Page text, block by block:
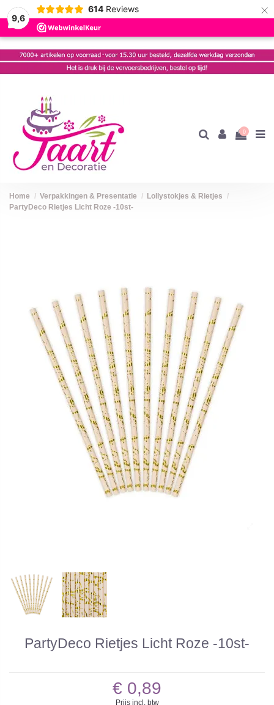
9,6
614 Reviews ×
0
Home Verpakkingen & Presentatie
Lollystokjes & Rietjes
PartyDeco Rietjes Licht Roze -10st-
PartyDeco Rietjes Licht Roze -10st-
€ 0,89
Prijs incl. btw